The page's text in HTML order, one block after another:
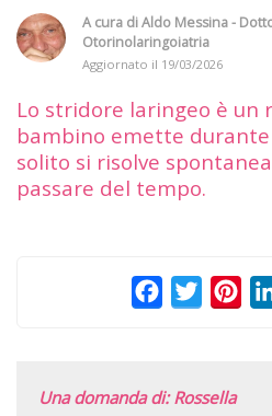
A cura diAldo Messina -
Otorinolaringoiatria
Aggiornato il 19/03/2026
Lo stridore laringeo è un
bambino emette
solito si risolve
passare del tempo.
FacebookTwitter
Una domanda di: Rossella